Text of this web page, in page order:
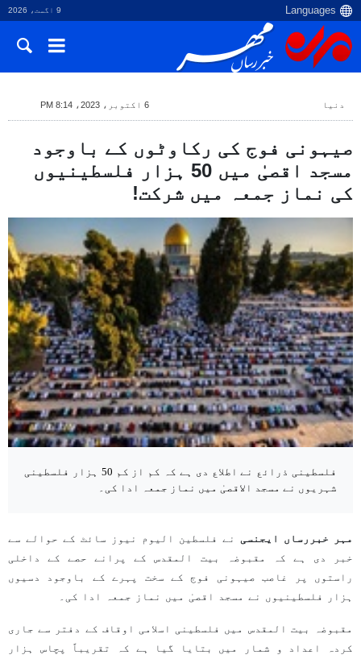
9 اگست، 2026
دنیا 6 اکتوبر، 2023، 8:14 PM
صیہونی فوج کی رکاوٹوں کے باوجود
مسجد اقصیٰ میں 50 ہزار فلسطینیوں
کی نماز جمعہ میں شرکت!
فلسطینی ذرائع نے اطلاع دی ہے کہ کم از کم 50 ہزار فلسطینی
شہریوں نے مسجد الاقصیٰ میں نماز جمعہ ادا کی۔
مہر خبررساں ایجنسی نے فلسطین الیوم نیوز سائٹ کے حوالے سے
خبر دی ہے کہ مقبوضہ بیت المقدس کے پرانے حصے کے داخلی
راستوں پر غاصب صیہونی فوج کے سخت پہرے کے باوجود دسیوں
ہزار فلسطینیوں نے مسجد اقصیٰ میں نماز جمعہ ادا کی۔
مقبوضہ بیت المقدس میں فلسطینی اسلامی اوقاف کے دفتر سے جاری
کردہ اعداد و شمار میں بتایا گیا ہے کہ تقریباً پچاس ہزار